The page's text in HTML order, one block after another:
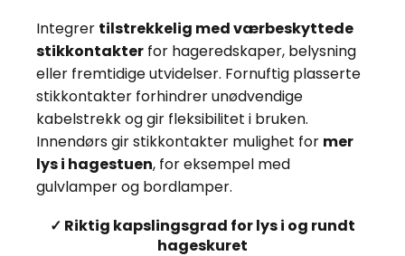
Integrer tilstrekkelig med værbeskyttede
stikkontakter for hageredskaper, belysning
eller fremtidige utvidelser. Fornuftig plasserte
stikkontakter forhindrer unødvendige
kabelstrekk og gir fleksibilitet i bruken.
Innendørs gir stikkontakter mulighet for mer
lys i hagestuen, for eksempel med
gulvlamper og bordlamper.
✓ Riktig kapslingsgrad for lys i og rundt
hageskuret